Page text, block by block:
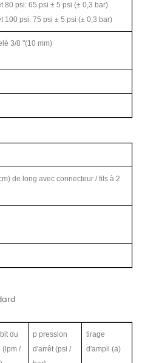
80 psi: 65 psi ± 5 psi (± 0,3 bar)
100 psi: 75 psi ± 5 psi (± 0,3 bar)
3/8 "(10 mm)
de long avec connecteur / fils à 2
du
(lpm /
p pression
d'arrêt (psi /
tirage
d'ampli (a)